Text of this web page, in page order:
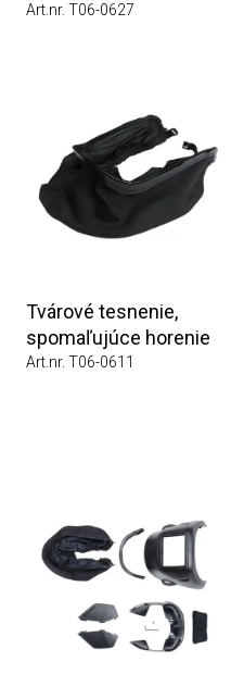
Art.nr. T06-0627
Tvárové tesnenie,
spomaľujúce horenie
Art.nr. T06-0611